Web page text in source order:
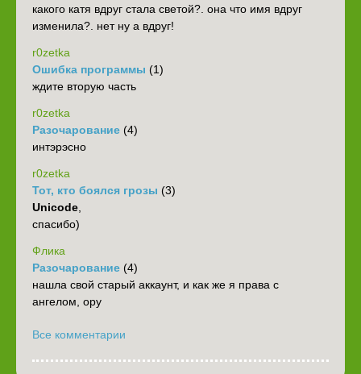
какого катя вдруг стала светой?. она что имя вдруг
изменила?. нет ну а вдруг!
r0zetka
Ошибка программы (1)
ждите вторую часть
r0zetka
Разочарование (4)
интэрэсно
r0zetka
Тот, кто боялся грозы (3)
Unicode,
спасибо)
Флика
Разочарование (4)
нашла свой старый аккаунт, и как же я права с
ангелом, ору
Все комментарии